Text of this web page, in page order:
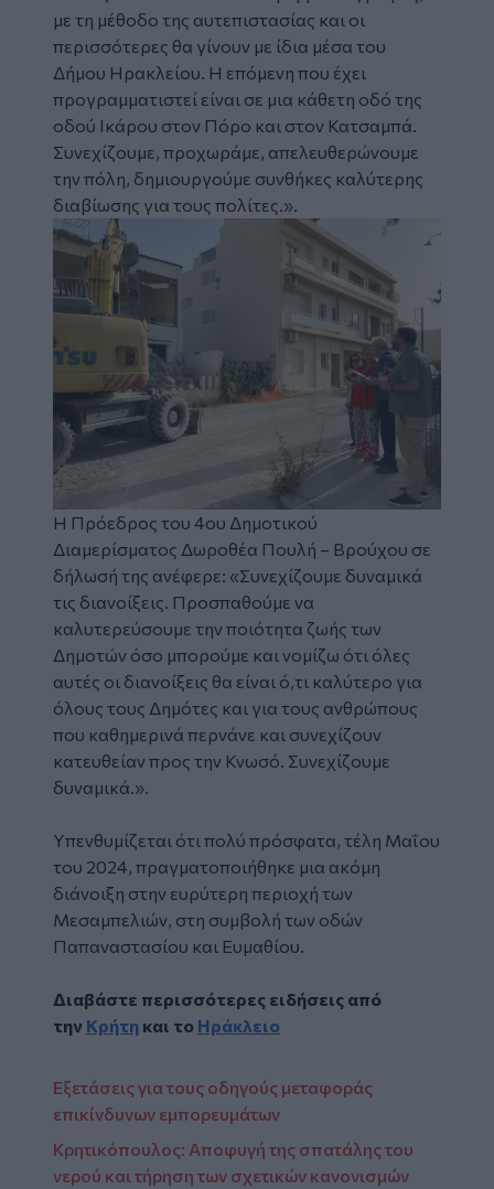
με τη μέθοδο της αυτεπιστασίας και οι
περισσότερες θα γίνουν με ίδια μέσα του
Δήμου Ηρακλείου. Η επόμενη που έχει
προγραμματιστεί είναι σε μια κάθετη οδό της
οδού Ικάρου στον Πόρο και στον Κατσαμπά.
Συνεχίζουμε, προχωράμε, απελευθερώνουμε
την πόλη, δημιουργούμε συνθήκες καλύτερης
διαβίωσης για τους πολίτες.».
Η Πρόεδρος του 4ου Δημοτικού
Διαμερίσματος Δωροθέα Πουλή – Βρούχου σε
δήλωσή της ανέφερε: «Συνεχίζουμε δυναμικά
τις διανοίξεις. Προσπαθούμε να
καλυτερεύσουμε την ποιότητα ζωής των
Δημοτών όσο μπορούμε και νομίζω ότι όλες
αυτές οι διανοίξεις θα είναι ό,τι καλύτερο για
όλους τους Δημότες και για τους ανθρώπους
που καθημερινά περνάνε και συνεχίζουν
κατευθείαν προς την Κνωσό. Συνεχίζουμε
δυναμικά.».
Υπενθυμίζεται ότι πολύ πρόσφατα, τέλη Μαΐου
του 2024, πραγματοποιήθηκε μια ακόμη
διάνοιξη στην ευρύτερη περιοχή των
Μεσαμπελιών, στη συμβολή των οδών
Παπαναστασίου και Ευμαθίου.
Διαβάστε περισσότερες ειδήσεις από
την Κρήτη και το Ηράκλειο
Εξετάσεις για τους οδηγούς μεταφοράς
επικίνδυνων εμπορευμάτων
Κρητικόπουλος: Aποφυγή της σπατάλης του
νερού και τήρηση των σχετικών κανονισμών